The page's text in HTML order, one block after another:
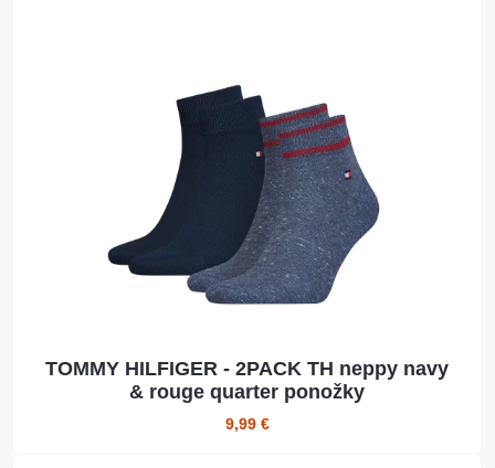
TOMMY HILFIGER - 2PACK TH neppy navy
& rouge quarter ponožky
9,99 €